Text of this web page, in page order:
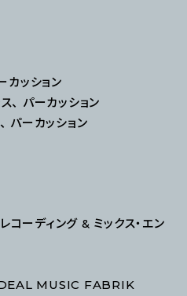
カッション
、 パーカッション
パーカッション
コーディング & ミックス・エン
IDEAL MUSIC FABRIK